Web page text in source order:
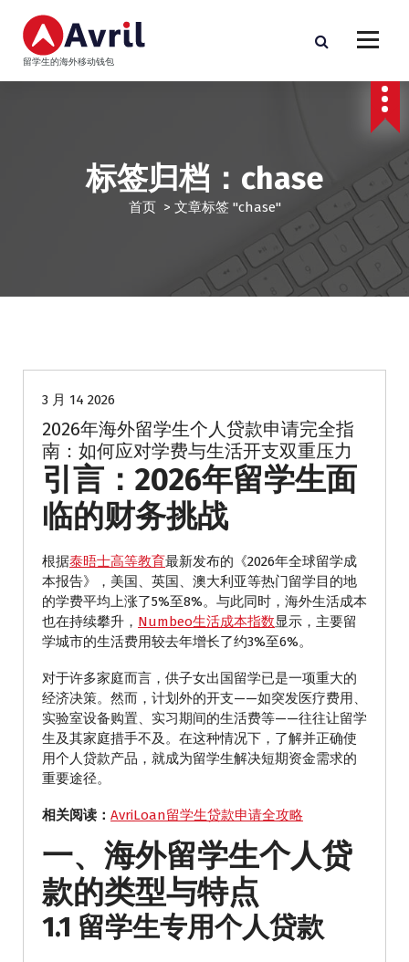
留学生的海外移动钱包
标签归档：chase
首页> 文章标签 "chase"
3 月 14 2026
2026年海外留学生个人贷款申请完全指
南：如何应对学费与生活开支双重压力
引言：2026年留学生面
临的财务挑战
根据泰晤士高等教育最新发布的《2026年全球留学成
本报告》，美国、英国、澳大利亚等热门留学目的地
的学费平均上涨了5%至8%。与此同时，海外生活成本
也在持续攀升， Numbeo生活成本指数显示，主要留
学城市的生活费用较去年增长了约3%至6%。
对于许多家庭而言，供子女出国留学已是一项重大的
经济决策。然而，计划外的开支——如突发医疗费用、
实验室设备购置、实习期间的生活费等——往往让留学
生及其家庭措手不及。在这种情况下，了解并正确使
用个人贷款产品，就成为留学生解决短期资金需求的
重要途径。
相关阅读： AvriLoan留学生贷款申请全攻略
一、海外留学生个人贷
款的类型与特点
1.1 留学生专用个人贷款